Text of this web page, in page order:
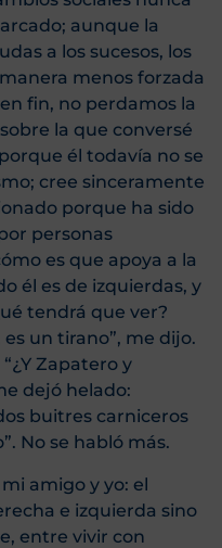
aunque la
a los sucesos, los
menos forzada
fin, no perdamos la
la que conversé
él todavía no se
cree sinceramente
porque ha sido
personas
es que apoya a la
él es de izquierdas, y
tendrá que ver?
un tirano”, me dijo.
Zapatero y
dejó helado:
buitres carniceros
No se habló más.
amigo y yo: el
e izquierda sino
entre vivir con